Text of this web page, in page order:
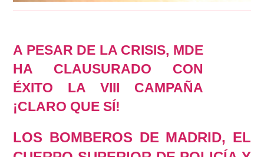
A PESAR DE LA CRISIS, MDE
HA CLAUSURADO CON
ÉXITO LA VIII CAMPAÑA
¡CLARO QUE SÍ!
LOS BOMBEROS DE MADRID, EL